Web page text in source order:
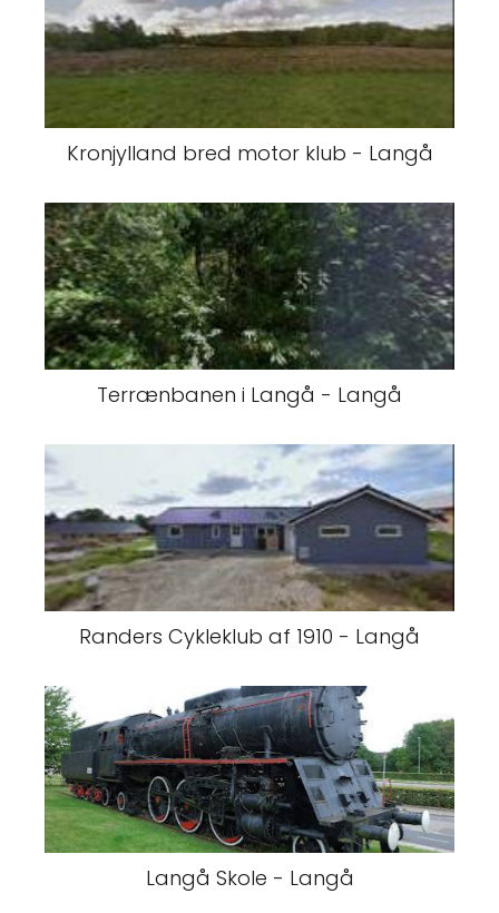
Kronjylland bred motor klub - Langå
Terrænbanen i Langå - Langå
Randers Cykleklub af 1910 - Langå
Langå Skole - Langå